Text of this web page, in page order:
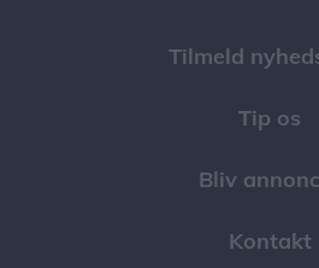
Tilmeld
Tip os
Bliv
Kontakt